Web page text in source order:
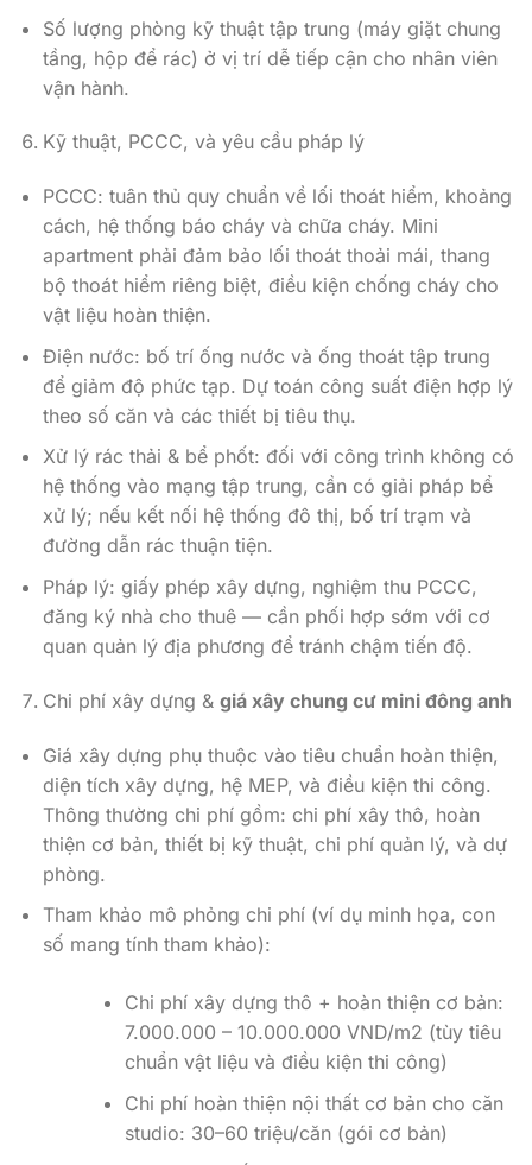
Số lượng phòng kỹ thuật tập trung (máy giặt chung
tầng, hộp để rác) ở vị trí dễ tiếp cận cho nhân viên
vận hành.
Kỹ thuật, PCCC, và yêu cầu pháp lý
PCCC: tuân thủ quy chuẩn về lối thoát hiểm, khoảng
cách, hệ thống báo cháy và chữa cháy. Mini
apartment phải đảm bảo lối thoát thoải mái, thang
bộ thoát hiểm riêng biệt, điều kiện chống cháy cho
vật liệu hoàn thiện.
Điện nước: bố trí ống nước và ống thoát tập trung
để giảm độ phức tạp. Dự toán công suất điện hợp lý
theo số căn và các thiết bị tiêu thụ.
Xử lý rác thải & bể phốt: đối với công trình không có
hệ thống vào mạng tập trung, cần có giải pháp bể
xử lý; nếu kết nối hệ thống đô thị, bố trí trạm và
đường dẫn rác thuận tiện.
Pháp lý: giấy phép xây dựng, nghiệm thu PCCC,
đăng ký nhà cho thuê — cần phối hợp sớm với cơ
quan quản lý địa phương để tránh chậm tiến độ.
Chi phí xây dựng & giá xây chung cư mini đông anh
Giá xây dựng phụ thuộc vào tiêu chuẩn hoàn thiện,
diện tích xây dựng, hệ MEP, và điều kiện thi công.
Thông thường chi phí gồm: chi phí xây thô, hoàn
thiện cơ bản, thiết bị kỹ thuật, chi phí quản lý, và dự
phòng.
Tham khảo mô phỏng chi phí (ví dụ minh họa, con
số mang tính tham khảo):
Chi phí xây dựng thô + hoàn thiện cơ bản:
7.000.000 – 10.000.000 VND/m2 (tùy tiêu
chuẩn vật liệu và điều kiện thi công)
Chi phí hoàn thiện nội thất cơ bản cho căn
studio: 30–60 triệu/căn (gói cơ bản)